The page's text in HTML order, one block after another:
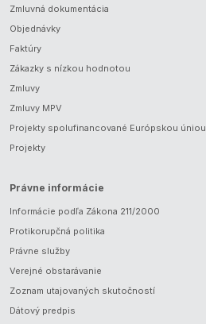
Zmluvná dokumentácia
Objednávky
Faktúry
Zákazky s nízkou hodnotou
Zmluvy
Zmluvy MPV
Projekty spolufinancované Európskou úniou
Projekty
Právne informácie
Informácie podľa Zákona 211/2000
Protikorupčná politika
Právne služby
Verejné obstarávanie
Zoznam utajovaných skutočností
Dátový predpis